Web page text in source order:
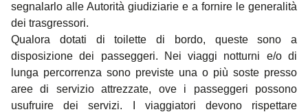
segnalarlo alle Autorità giudiziarie e a fornire le generalità
dei trasgressori.
Qualora dotati di toilette di bordo, queste sono a
disposizione dei passeggeri. Nei viaggi notturni e/o di
lunga percorrenza sono previste una o più soste presso
aree di servizio attrezzate, ove i passeggeri possono
usufruire dei servizi. I viaggiatori devono rispettare